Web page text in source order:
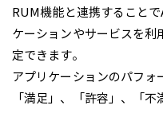
RUM機能と連携すること
ケーションやサービスを
定できます。
アプリケーションのパフ
「満足」、「許容」、「不